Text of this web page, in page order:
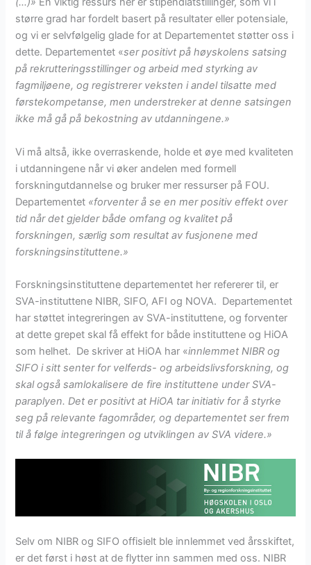
større grad har fordelt basert på resultater eller potensiale,
og vi er selvfølgelig glade for at Departementet støtter oss i
dette. Departementet «ser positivt på høyskolens satsing
på rekrutteringsstillinger og arbeid med styrking av
fagmiljøene, og registrerer veksten i andel tilsatte med
førstekompetanse, men understreker at denne satsingen
ikke må gå på bekostning av utdanningene.»
Vi må altså, ikke overraskende, holde et øye med kvaliteten
i utdanningene når vi øker andelen med formell
forskningutdannelse og bruker mer ressurser på FOU.
Departementet «forventer å se en mer positiv effekt over
tid når det gjelder både omfang og kvalitet på
forskningen, særlig som resultat av fusjonene med
forskningsinstituttene.»
Forskningsinstituttene departementet her refererer til, er
SVA-instituttene NIBR, SIFO, AFI og NOVA. Departementet
har støttet integreringen av SVA-instituttene, og forventer
at dette grepet skal få effekt for både instituttene og HiOA
som helhet. De skriver at HiOA har «innlemmet NIBR og
SIFO i sitt senter for velferds- og arbeidslivsforskning, og
skal også samlokalisere de fire instituttene under SVA-
paraplyen. Det er positivt at HiOA tar initiativ for å styrke
seg på relevante fagområder, og departementet ser frem
til å følge integreringen og utviklingen av SVA videre.»
Selv om NIBR og SIFO offisielt ble innlemmet ved årsskiftet,
er det først i høst at de flytter inn sammen med oss. NIBR